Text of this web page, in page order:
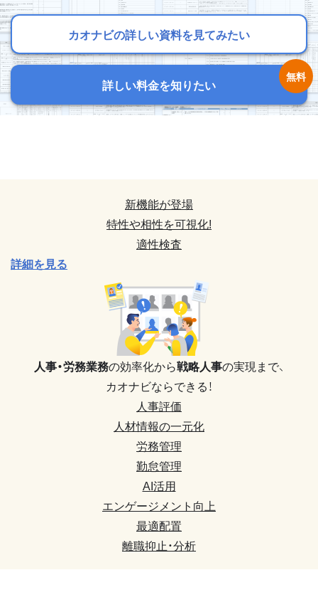
カオナビの詳しい資料を見てみたい
詳しい料金を知りたい
カオナビの詳しい資料を見てみたい
詳しい料金を知りたい
カオナビの詳しい資料を見てみたい
詳しい料金を知りたい
新機能が登場
特性や相性を可視化!
適性検査
詳細を見る
人事・労務業務の効率化から戦略人事の実現まで、
カオナビならできる！
人事評価
人材情報の一元化
労務管理
勤怠管理
AI活用
エンゲージメント向上
最適配置
離職抑止・分析